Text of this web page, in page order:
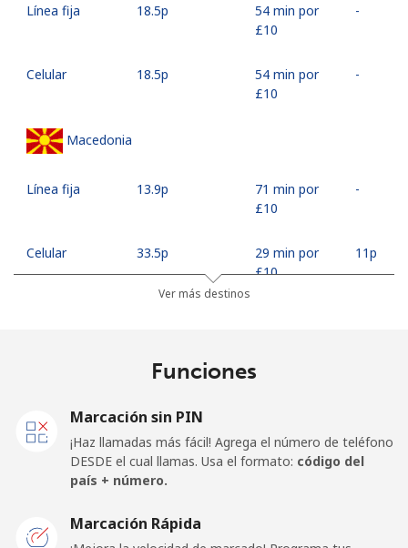
Línea fija ⁦18.5p⁩
54 min por
⁦£10⁩
-
Celular ⁦18.5p⁩
54 min por
⁦£10⁩
-
Macedonia
Línea fija ⁦13.9p⁩
71 min por
⁦£10⁩
-
Celular ⁦33.5p⁩
29 min por
⁦£10⁩
⁦11p⁩
⁦49.5p⁩
20 min por
Celular
⁦£10⁩
Ver más destinos
Funciones
Marcación sin PIN
¡Haz llamadas más fácil! Agrega el número de teléfono
DESDE el cual llamas. Usa el formato: código del
país + número.
Marcación Rápida